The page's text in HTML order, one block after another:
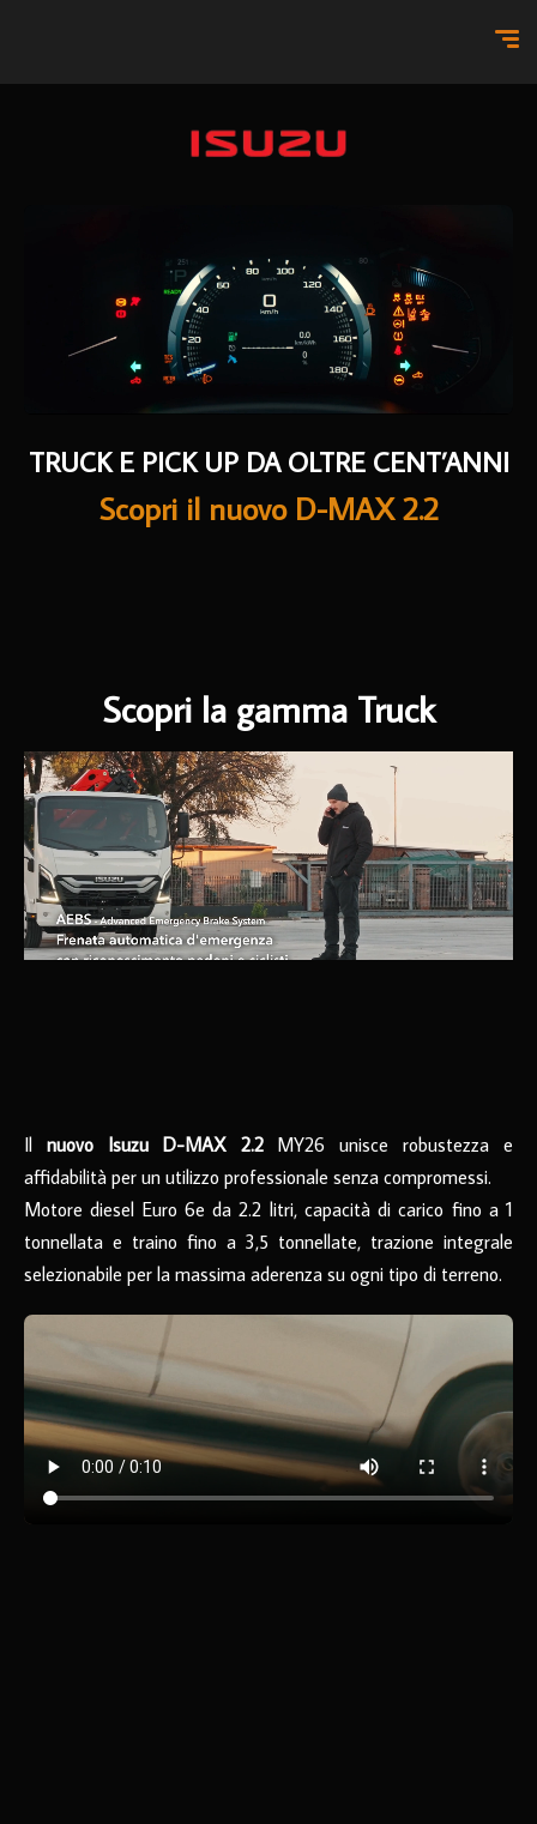
TRUCK E PICK UP DA OLTRE CENT’ANNI
Scopri il nuovo D-MAX 2.2
Scopri la gamma Truck
Il nuovo Isuzu D-MAX 2.2MY26 unisce robustezza e
affidabilità per un utilizzo professionale senza compromessi.
Motore diesel Euro 6e da 2.2 litri, capacità di carico fino a 1
tonnellata e traino fino a 3,5 tonnellate, trazione integrale
selezionabile per la massima aderenza su ogni tipo di terreno.